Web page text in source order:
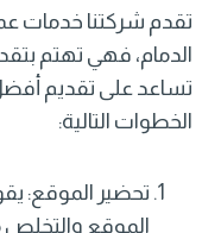
تقدم شركتنا خدمات
الدمام، فهي تهتم
تساعد على تقديم أفضل
الخطوات التالية:
تحضير الموقع:
الموقع والتخلص